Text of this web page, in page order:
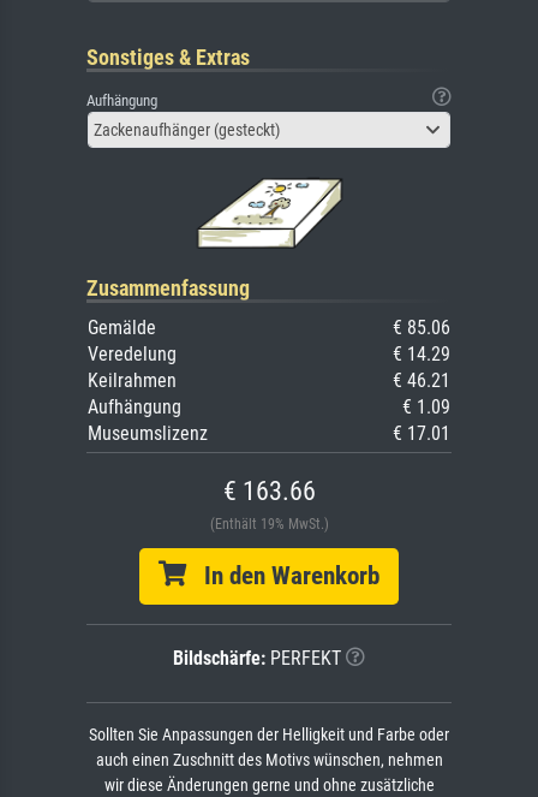
Sonstiges & Extras
Aufhängung
Zackenaufhänger (gesteckt)
Zusammenfassung
Gemälde
€ 85.06
Veredelung
€ 14.29
Keilrahmen
€ 46.21
Aufhängung
€ 1.09
Museumslizenz
€ 17.01
€ 163.66
(Enthält 19% MwSt.)
In den Warenkorb
Bildschärfe: PERFEKT
Sollten Sie Anpassungen der Helligkeit und Farbe oder
auch einen Zuschnitt des Motivs wünschen, nehmen
wir diese Änderungen gerne und ohne zusätzliche